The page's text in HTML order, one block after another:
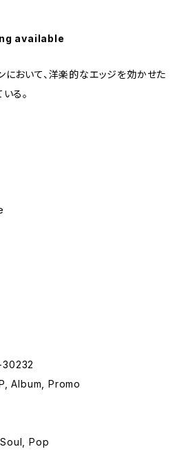
available
において、洋楽的なエッジを効かせた
る。
30232
Album, Promo
Pop